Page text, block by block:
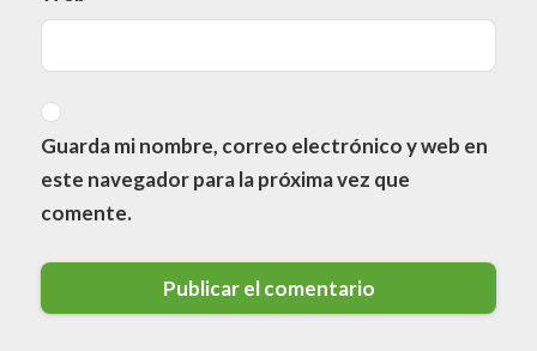
Guarda mi nombre, correo electrónico y web en
este navegador para la próxima vez que
comente.